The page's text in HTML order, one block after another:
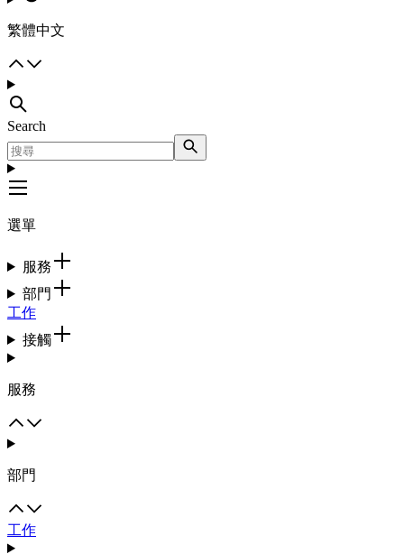
繁體中文
Search
選單
服務
部門
工作
接觸
服務
部門
工作